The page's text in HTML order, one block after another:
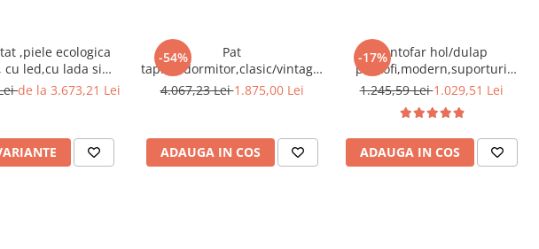
,piele ecologica
cu led,cu lada si
inclinabila
de la 3.673,21 Lei
-54%
Pat
tapitat,dormitor,clasic/vintage,stofa
gri,cu 3 sertare ,suport saltea
4.067,23 Lei1.875,00 Lei
ADAUGA IN COS
-17%Pantofar hol/dulap
pantofi,modern,suporturi
inclinabile,alb,120x85x28cm,Bortis
1.245,59 Lei1.029,51 Lei
ADAUGA IN COS